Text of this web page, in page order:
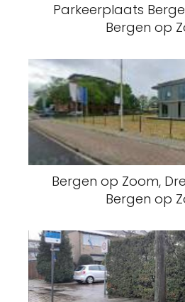
Parkeerplaats
Bergen op
Bergen op Zoom,
Bergen op